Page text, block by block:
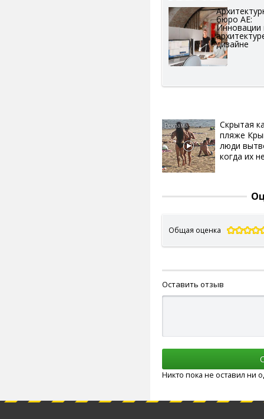
бюро АЕ:
Инновации
дизайне
Скрытая
пляже
люди
когда их
Общая оценка
Оставить отзыв
Никто пока не оставил ни